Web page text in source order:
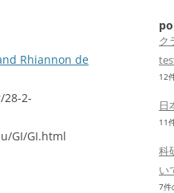
Rhiannon de
2-
GI/GI.html
ク
12
日
11
科
い
7件